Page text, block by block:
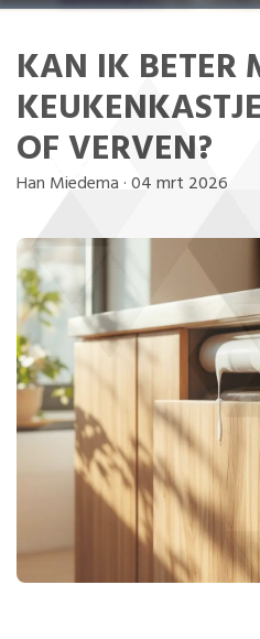
KAN IK BETER
OF VERVEN?
Han Miedema ·04 mrt 2026